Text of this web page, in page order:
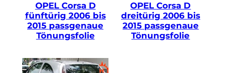
OPEL Corsa D
fünftürig 2006 bis
2015 passgenaue
Tönungsfolie
OPEL Corsa D
dreitürig 2006 bis
2015 passgenaue
Tönungsfolie